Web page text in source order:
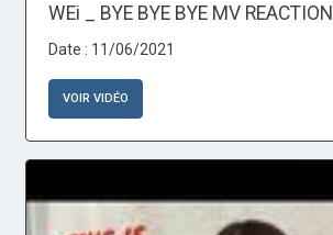
WEi _ BYE BYE BYE MV REACTION
Date : 11/06/2021
VOIR VIDÉO